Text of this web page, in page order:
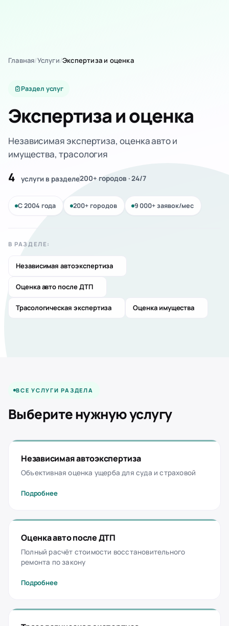
Главная/Услуги/Экспертиза и оценка
Раздел услуг
Экспертиза и оценка
Независимая экспертиза, оценка авто и
имущества, трасология
4 услуги в разделе200+ городов · 24/7
С 2004 года 200+ городов 9 000+ заявок/мес
В РАЗДЕЛЕ:
Независимая автоэкспертиза
Оценка авто после ДТП
Трасологическая экспертиза Оценка имущества
4услуги
ВСЕ УСЛУГИ РАЗДЕЛА
Выберите нужную услугу
Независимая автоэкспертиза
Объективная оценка ущерба для суда и страховой
Подробнее
Оценка авто после ДТП
Полный расчёт стоимости восстановительного
ремонта по закону
Подробнее